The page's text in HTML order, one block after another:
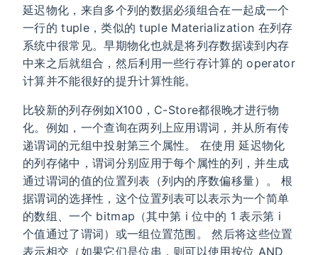
延迟物化，来自多个列的数据必须组合在一起成一个
一行的 tuple，类似的 tuple Materialization 在列存
系统中很常见。早期物化也就是将列存数据读到内存
中来之后就组合，然后利用一些行存计算的 operator
计算并不能很好的提升计算性能。
比较新的列存例如X100，C-Store都很晚才进行物
化。例如，一个查询在两列上应用谓词，并从所有传
递谓词的元组中投射第三个属性。 在使用 延迟物化
的列存储中，谓词分别应用于每个属性的列，并生成
通过谓词的值的位置列表（列内的序数偏移量）。 根
据谓词的选择性，这个位置列表可以表示为一个简单
的数组、一个 bitmap（其中第 i 位中的 1 表示第 i
个值通过了谓词）或一组位置范围。 然后将这些位置
表示相交（如果它们是位串，则可以使用按位 AND